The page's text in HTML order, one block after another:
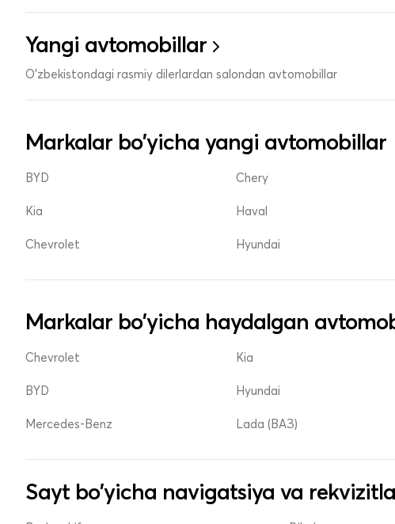
Yangi avtomobillar
O'zbekistondagi rasmiy dilerlardan salondan avtomobillar
Markalar bo'yicha yangi avtomobillar
BYD
Kia
Chevrolet
Chery
Haval
Hyundai
Markalar bo'yicha haydalgan
Chevrolet
BYD
Mercedes-Benz
Kia
Hyundai
Lada (ВАЗ)
Sayt bo'yicha navigatsiya va